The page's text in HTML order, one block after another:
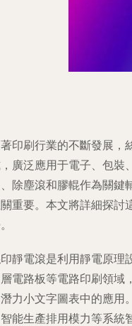
印刷行業的不斷發展，
廣泛應用于電子、包裝
除塵滾和膠輥作為關鍵
重要。本文將詳細探討
靜電滾是利用靜電原理
電路板等電路印刷領域
力小文字圖表中的應用
能生產排用模力等系統